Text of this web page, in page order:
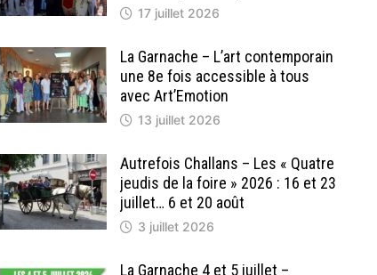
17 juillet 2026
La Garnache – L’art contemporain
une 8e fois accessible à tous
avec Art’Emotion
13 juillet 2026
Autrefois Challans – Les « Quatre
jeudis de la foire » 2026 : 16 et 23
juillet… 6 et 20 août
3 juillet 2026
La Garnache 4 et 5 juillet –